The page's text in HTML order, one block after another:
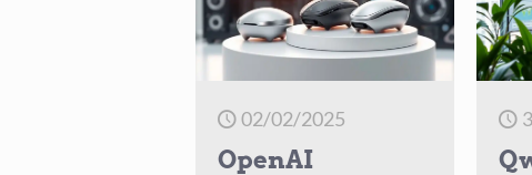
Modell
für
02/02/2025
OpenAI